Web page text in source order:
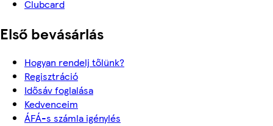
Clubcard
Első bevásárlás
Hogyan rendelj tőlünk?
Regisztráció
Idősáv foglalása
Kedvenceim
ÁFÁ-s számla igénylés